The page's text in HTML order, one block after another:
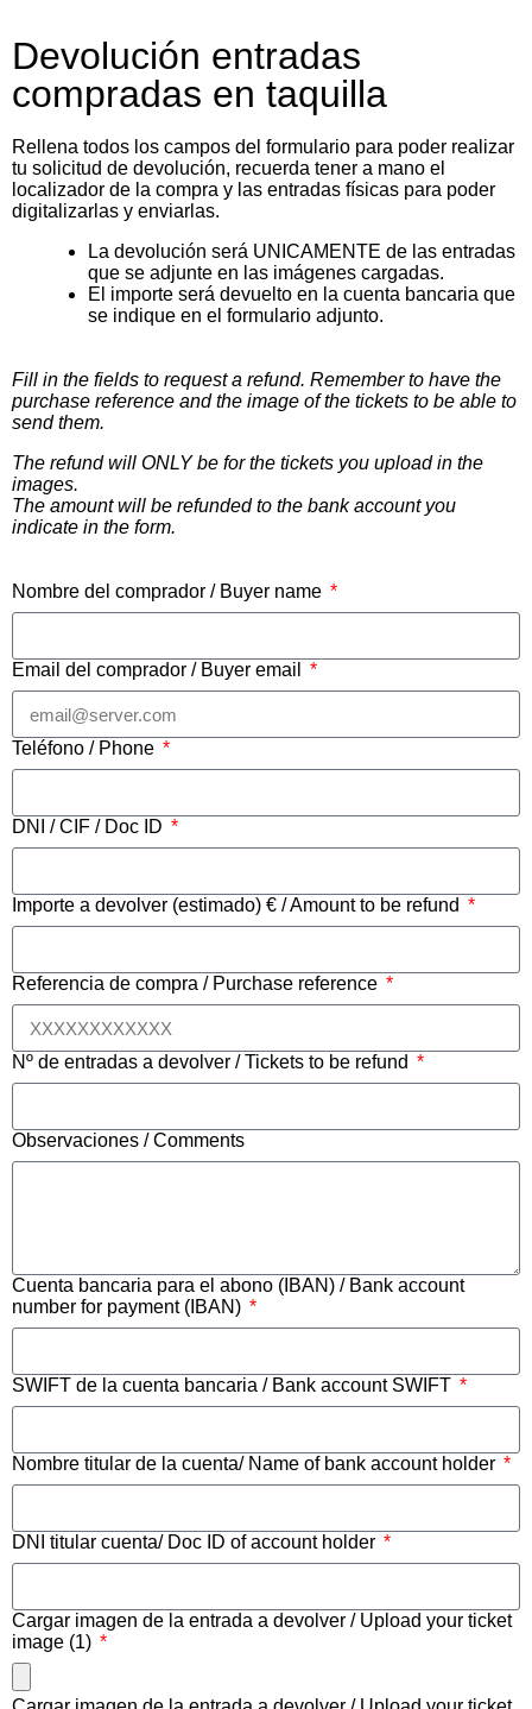
Devolución entradas
compradas en taquilla
Rellena todos los campos del formulario para poder realizar
tu solicitud de devolución, recuerda tener a mano el
localizador de la compra y las entradas físicas para poder
digitalizarlas y enviarlas.
La devolución será UNICAMENTE de las entradas
que se adjunte en las imágenes cargadas.
El importe será devuelto en la cuenta bancaria que
se indique en el formulario adjunto.
Fill in the fields to request a refund. Remember to have the
purchase reference and the image of the tickets to be able to
send them.
The refund will ONLY be for the tickets you upload in the
images.
The amount will be refunded to the bank account you
indicate in the form.
Nombre del comprador / Buyer name
Email del comprador / Buyer email
Teléfono / Phone
DNI / CIF / Doc ID
Importe a devolver (estimado) € / Amount to be refund
Referencia de compra / Purchase reference
Nº de entradas a devolver / Tickets to be refund
Observaciones / Comments
Cuenta bancaria para el abono (IBAN) / Bank account
number for payment (IBAN)
SWIFT de la cuenta bancaria / Bank account SWIFT
Nombre titular de la cuenta/ Name of bank account holder
DNI titular cuenta/ Doc ID of account holder
Cargar imagen de la entrada a devolver / Upload your ticket
image (1)